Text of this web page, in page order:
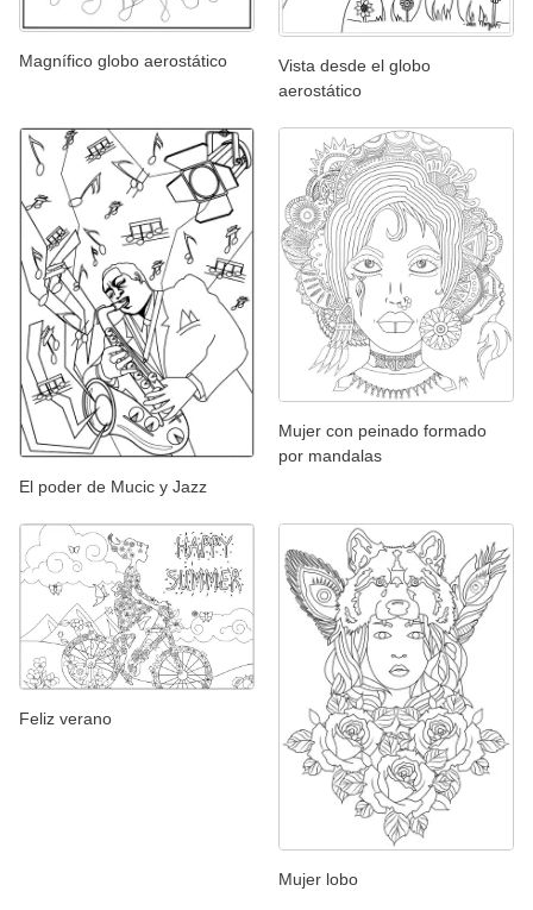
Magnífico globo aerostático
Vista desde el globo
aerostático
El poder de Mucic y Jazz
Mujer con peinado formado
por mandalas
Feliz verano
Mujer lobo